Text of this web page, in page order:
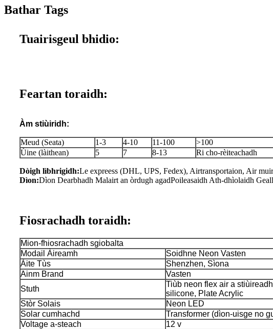
Bathar Tags
Tuairisgeul bhidio:
Feartan toraidh:
Àm stiùiridh:
Meud (Seata) 1-3 4-10 11-100
>100
Ùine (làithean)
5 7 8-13 Ri cho-rèiteachadh
Dòigh lìbhrigidh:Le expreess (DHL, UPS, Fedex), Airtransportaion, Air muir
Dìon:Dìon Dearbhadh Malairt an òrdugh agadPoileasaidh Ath-dhìolaidh
Fiosrachadh toraidh:
Mion-fhiosrachadh sgiobalta
Modail Àireamh
Soidhne Neon Vasten
Àite Tùs
Shenzhen, Sìona
Ainm Brand
Vasten
Stuth
Tiùb neon flex air a
silicone, Plate Acrylic
Stòr Solais
Neon LED
Solar cumhachd
Transformer (dìon-uisge no
Voltage a-steach
12 v